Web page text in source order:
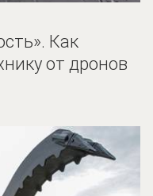
Как
от дронов